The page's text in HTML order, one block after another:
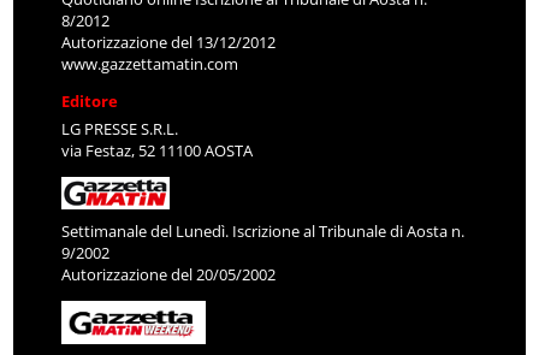
8/2012
Autorizzazione del 13/12/2012
www.gazzettamatin.com
Editore
LG PRESSE S.R.L.
via Festaz, 52 11100 AOSTA
Settimanale del Lunedì. Iscrizione al Tribunale di Aosta n.
9/2002
Autorizzazione del 20/05/2002